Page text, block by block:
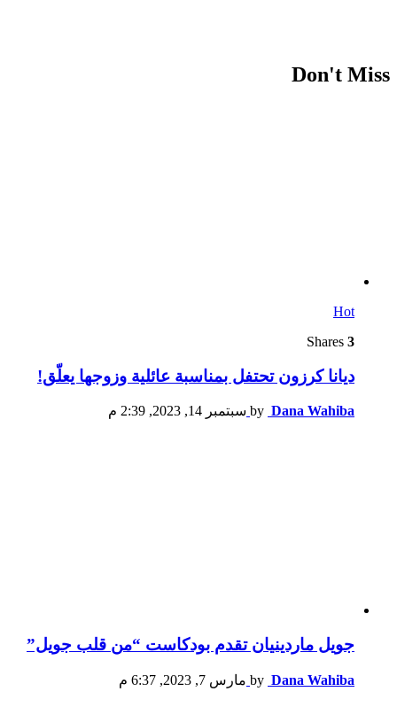
Don't Miss
Hot
3
ديانا كرزون تحتفل بمناسبة عائلية وزوجها يعلّق!
by Dana Wahiba سبتمبر 14, 2023, 2:39 م
جويل ماردينيان تقدم بودكاست “من قلب جويل”
by Dana Wahiba مارس 7, 2023, 6:37 م